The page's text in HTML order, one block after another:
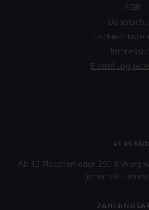
AGB
Cookie-
Bestellung
VERSAND
Ab 12 Flaschen oder 250 €
(innerhalb